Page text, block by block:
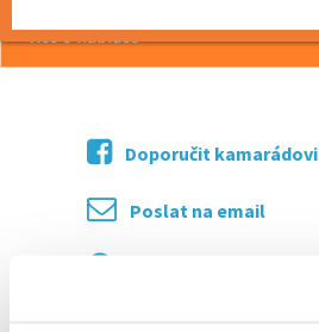
více o nabídce >>
Doporučit kamarádovi
Poslat na email